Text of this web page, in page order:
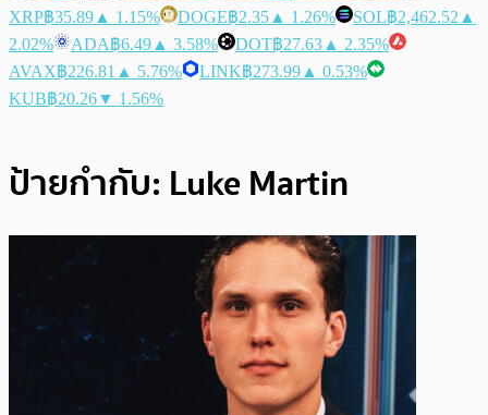
XRP฿35.89 ▲ 1.15% DOGE฿2.35 ▲ 1.26% SOL฿2,462.52 ▲
2.02%
ADA฿6.49 ▲ 3.58% DOT฿27.63 ▲ 2.35%
AVAX฿226.81 ▲ 5.76% LINK฿273.99 ▲ 0.53%
KUB฿20.26▼ 1.56%
ป้ายกำกับ: Luke Martin